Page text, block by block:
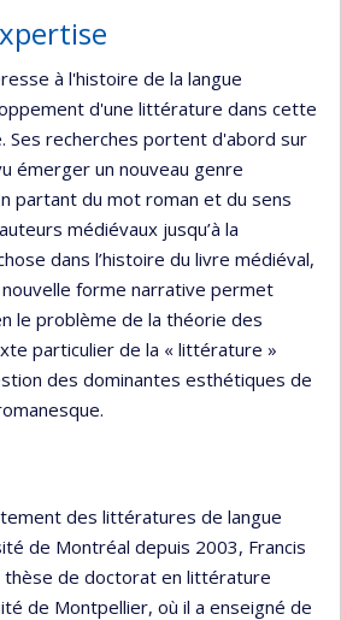
à l'histoire de la langue
d'une littérature dans cette
Ses recherches portent d'abord sur
émerger un nouveau genre
partant du mot roman et du sens
médiévaux jusqu’à la
dans l’histoire du livre médiéval,
forme narrative permet
le problème de la théorie des
particulier de la « littérature »
des dominantes esthétiques de
des littératures de langue
de Montréal depuis 2003, Francis
thèse de doctorat en littérature
de Montpellier, où il a enseigné de